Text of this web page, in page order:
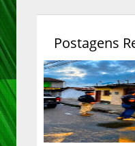
Postagens